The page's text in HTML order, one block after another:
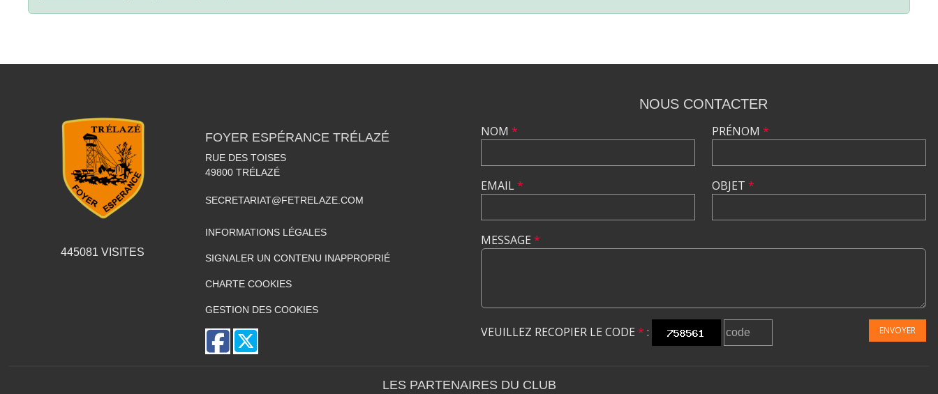
445081 VISITES
FOYER ESPÉRANCE TRÉLAZÉ
RUE DES TOISES
49800 TRÉLAZÉ
SECRETARIAT@FETRELAZE.COM
INFORMATIONS LÉGALES
SIGNALER UN CONTENU INAPPROPRIÉ
CHARTE COOKIES
GESTION DES COOKIES
NOUS CONTACTER
NOM *
EMAIL*
PRÉNOM *
OBJET *
MESSAGE *
VEUILLEZ RECOPIER LE CODE * : ENVOYER
LES PARTENAIRES DU CLUB